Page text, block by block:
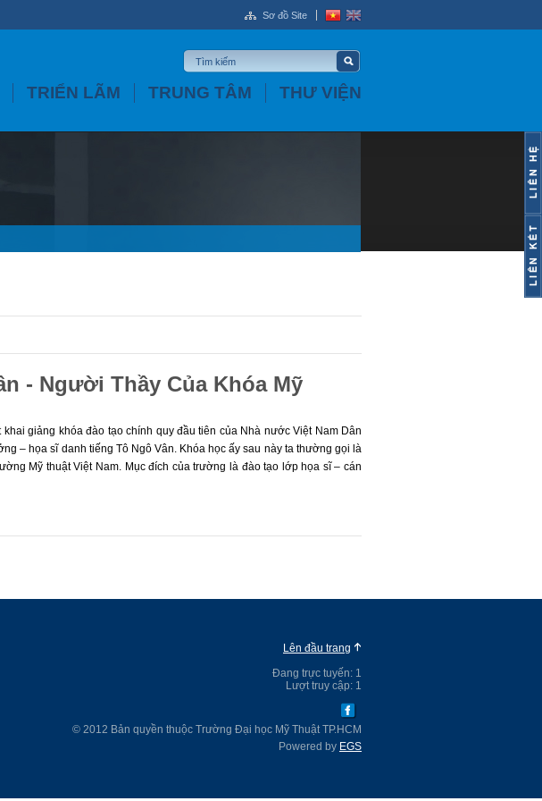
Sơ đồ Site
THƯ VIỆN
TRUNG TÂM
TRIỂN LÃM
- Người Thầy Của Khóa Mỹ
giảng khóa đào tạo chính quy đầu tiên của Nhà nước Việt Nam Dân
– họa sĩ danh tiếng Tô Ngô Vân. Khóa học ấy sau này ta thường gọi là
Mỹ thuật Việt Nam. Mục đích của trường là đào tạo lớp họa sĩ – cán
Lên đầu trang
Đang trực tuyến: 1
Lượt truy cập: 1
© 2012 Bản quyền thuộc Trường Đại học Mỹ Thuật TP.HCM
Powered by EGS